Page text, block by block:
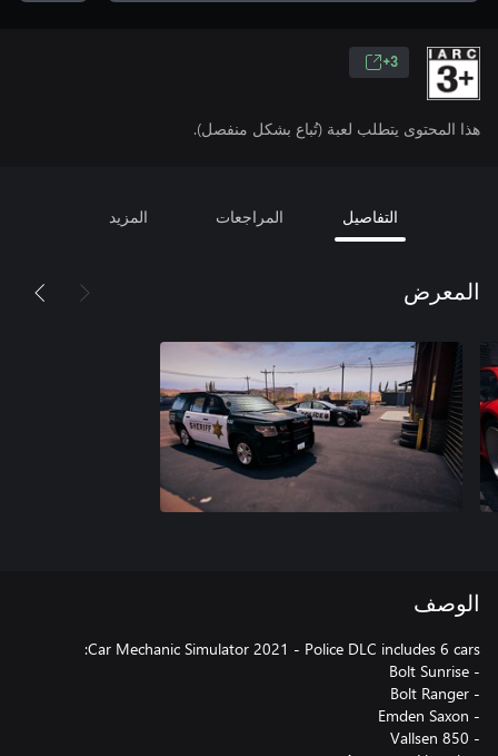
3+
هذا المحتوى يتطلب لعبة (تُباع بشكل منفصل).
التفاصيل المراجعات المزيد
المعرض
الوصف